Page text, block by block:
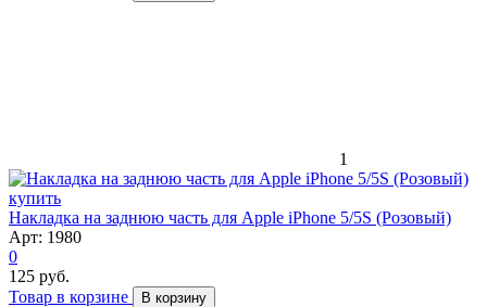
1
Накладка на заднюю часть для Apple iPhone 5/5S (Розовый)
Арт: 1980
0
125 руб.
Товар в корзине
В корзину